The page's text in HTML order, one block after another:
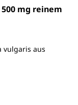
von 5 Sternen
mg reinem
vulgaris aus